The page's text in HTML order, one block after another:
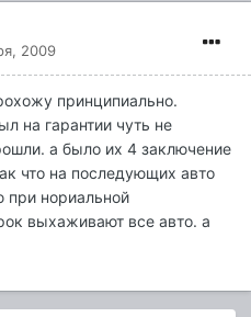
2009
принципиально.
на гарантии чуть не
а было их 4 заключение
что на последующих авто
при нориальной
выхаживают все авто. а